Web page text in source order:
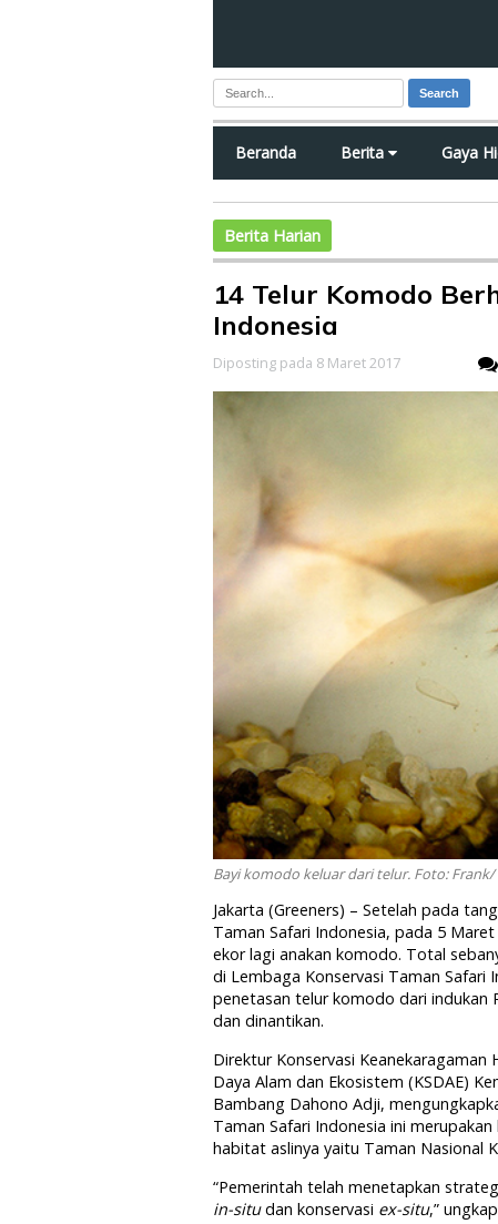
Search
Beranda Berita Gaya
Berita Harian
14 Telur Komodo
Indonesia
Diposting pada 8 Maret 2017
Bayi komodo keluar dari telur. Foto:
Jakarta (Greeners) – Setelah pada
Taman Safari Indonesia, pada 5
ekor lagi anakan komodo. Total
di Lembaga Konservasi Taman Safari
penetasan telur komodo dari indukan
dan dinantikan.
Direktur Konservasi Keanekaragaman
Daya Alam dan Ekosistem (KSDAE)
Bambang Dahono Adji,
Taman Safari Indonesia ini
habitat aslinya yaitu Taman Nasional
“Pemerintah telah menetapkan
in-situdan konservasi ex-situ,”